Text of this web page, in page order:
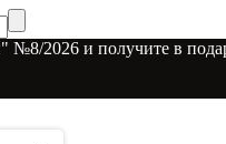
2026 и получите в